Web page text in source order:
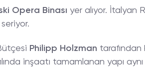
Opera Binası yer alıyor. İtalyan
Philipp Holzman tarafından
inşaatı tamamlanan yapı aynı